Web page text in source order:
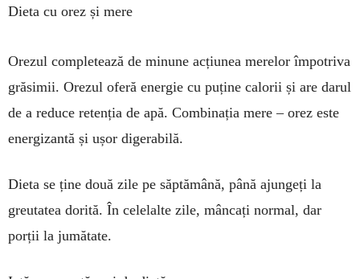
Dieta cu orez și mere
Orezul completează de minune acțiunea merelor împotriva
gră­simii. Orezul oferă energie cu pu­ține calorii și are darul
de a reduce retenția de apă. Combinația mere – orez este
energizantă și ușor dige­rabilă.
Dieta se ține două zile pe săp­tămână, până ajun­geți la
greutatea dorită. În celelalte zile, mân­cați normal, dar
porții la jumătate.